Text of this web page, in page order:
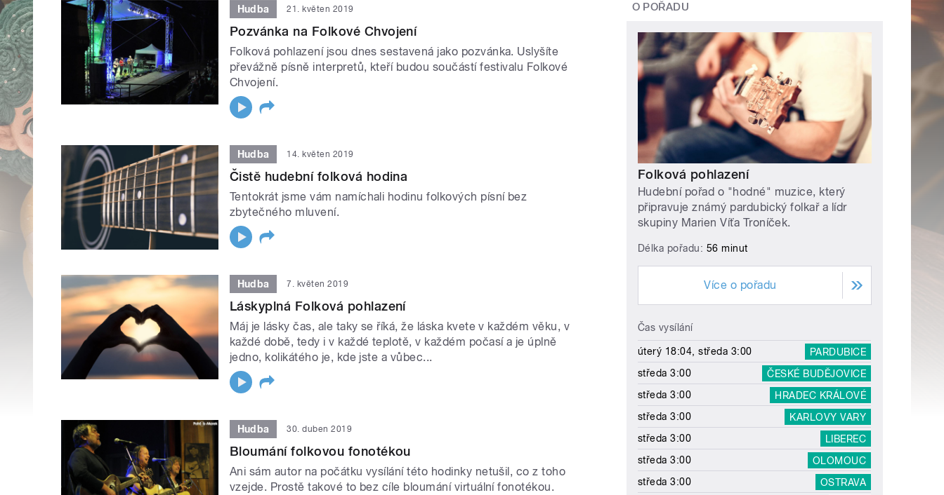
Hudba 21. květen 2019
Pozvánka na Folkové Chvojení
Folková pohlazení jsou dnes sestavená jako pozvánka. Uslyšíte
převážně písně interpretů, kteří budou součástí festivalu Folkové
Chvojení.
Hudba 14. květen 2019
Čistě hudební folková hodina
Tentokrát jsme vám namíchali hodinu folkových písní bez
zbytečného mluvení.
Hudba 7. květen 2019
Láskyplná Folková pohlazení
Máj je lásky čas, ale taky se říká, že láska kvete v každém věku, v
každé době, tedy i v každé teplotě, v každém počasí a je úplně
jedno, kolikátého je, kde jste a vůbec...
Hudba 30. duben 2019
Bloumání folkovou fonotékou
Ani sám autor na počátku vysílání této hodinky netušil, co z toho
vzejde. Prostě takové to bez cíle bloumání virtuální fonotékou.
O POŘADU
Folková pohlazení
Hudební pořad o "hodné" muzice, který
připravuje známý pardubický folkař a lídr
skupiny Marien Víťa Troníček.
Délka pořadu: 56 minut
Více o pořadu
Čas vysílání
úterý 18:04, středa 3:00
PARDUBICE
středa 3:00
ČESKÉ BUDĚJOVICE
středa 3:00
HRADEC KRÁLOVÉ
středa 3:00
KARLOVY VARY
středa 3:00
LIBEREC
středa 3:00
OLOMOUC
středa 3:00
OSTRAVA